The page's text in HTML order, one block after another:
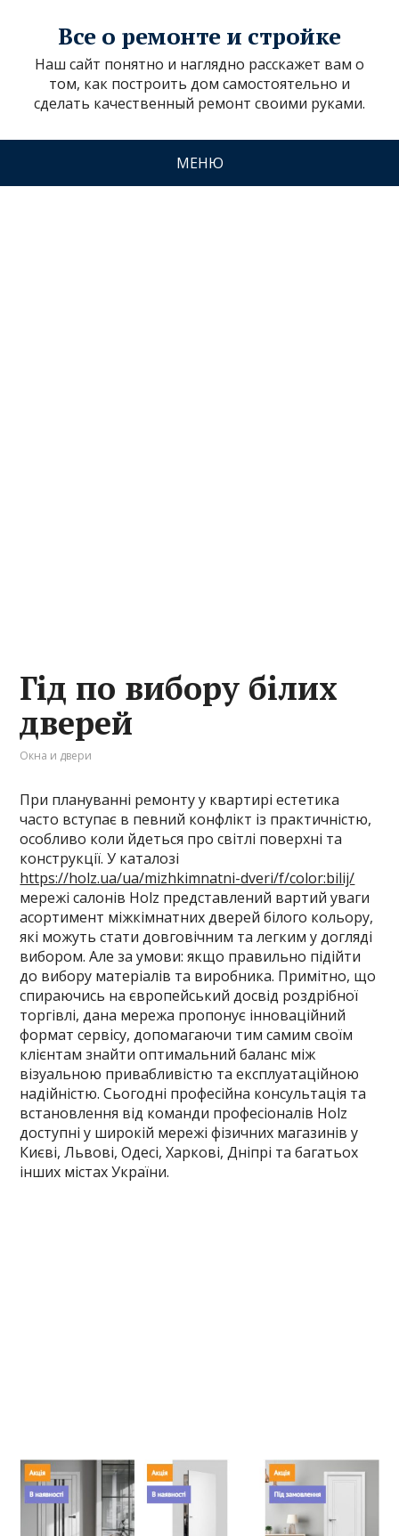
Все о ремонте и стройке
Наш сайт понятно и наглядно расскажет вам о
том, как построить дом самостоятельно и
сделать качественный ремонт своими руками.
МЕНЮ
Гід по вибору білих
дверей
Окна и двери
При плануванні ремонту у квартирі естетика
часто вступає в певний конфлікт із практичністю,
особливо коли йдеться про світлі поверхні та
конструкції. У каталозі
https://holz.ua/ua/mizhkimnatni-dveri/f/color:bilij/
мережі салонів Holz представлений вартий уваги
асортимент міжкімнатних дверей білого кольору,
які можуть стати довговічним та легким у догляді
вибором. Але за умови: якщо правильно підійти
до вибору матеріалів та виробника. Примітно, що
спираючись на європейський досвід роздрібної
торгівлі, дана мережа пропонує інноваційний
формат сервісу, допомагаючи тим самим своїм
клієнтам знайти оптимальний баланс між
візуальною привабливістю та експлуатаційною
надійністю. Сьогодні професійна консультація та
встановлення від команди професіоналів Holz
доступні у широкій мережі фізичних магазинів у
Києві, Львові, Одесі, Харкові, Дніпрі та багатьох
інших містах України.